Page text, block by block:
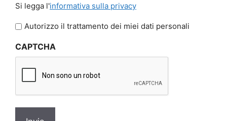
legga
l'informativa
privacy
Si legga l'informativa sulla privacy
Autorizzo il trattamento dei miei dati personali
CAPTCHA